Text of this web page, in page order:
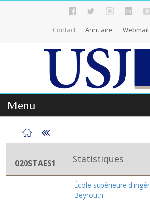
Contact Annuaire Webmail
Menu
020STAES1 Statistiques
École supérieure
Beyrouth